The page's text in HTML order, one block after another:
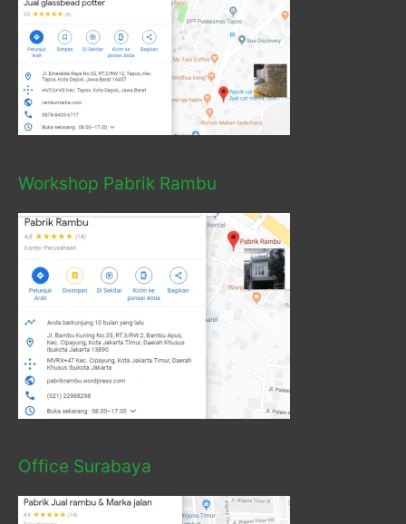
Workshop Pabrik Rambu
Office Surabaya